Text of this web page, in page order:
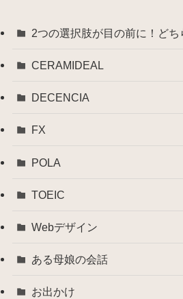
2つの選択肢が目の前に！どち
CERAMIDEAL
DECENCIA
FX
POLA
TOEIC
Webデザイン
ある母娘の会話
お出かけ